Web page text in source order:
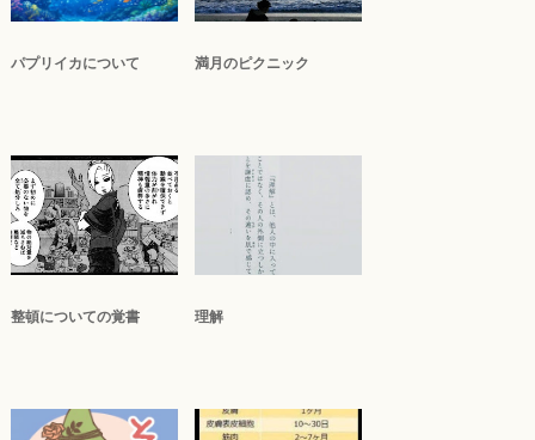
パプリイカについて 満月のピクニック
整頓についての覚書 理解